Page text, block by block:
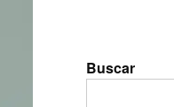
Buscar